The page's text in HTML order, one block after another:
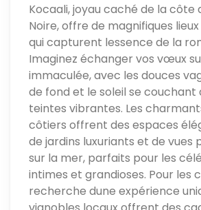
Kocaali, joyau caché de la côte
Noire, offre de magnifiques
qui capturent lessence de la
Imaginez échanger vos vœux
immaculée, avec les douces
de fond et le soleil se couchant
teintes vibrantes. Les
côtiers offrent des espaces
de jardins luxuriants et de vues
sur la mer, parfaits pour les
intimes et grandioses. Pour les
recherche dune expérience